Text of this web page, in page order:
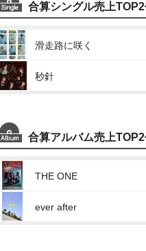
合算シングル売上
滑走路に咲く
秒針
合算アルバム売上
THE ONE
ever after